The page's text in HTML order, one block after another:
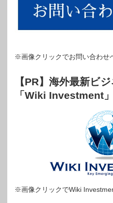
※画像クリックでお問い合わせ
【PR】海外最新ビ
「Wiki Investment」
※画像クリックでWiki